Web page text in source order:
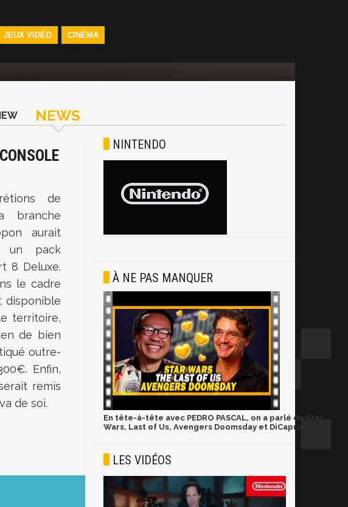
JEUX VIDÉO CINÉMA
NEWS
de
branche
aurait
un pack
8 Deluxe.
le cadre
disponible
territoire,
de bien
outre-
Enfin,
remis
de soi.
NINTENDO
À NE PAS MANQUER
En tête-à-tête avec PEDRO PASCAL, on a parlé de Star
Wars, Last of Us, Avengers Doomsday et DiCaprio
LES VIDÉOS